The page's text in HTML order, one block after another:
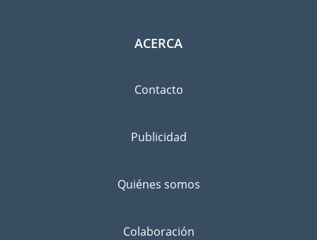
mudanzas en las cuales usted puede confiar. Los
bien: ¿No sería más barato comprar cosas en Camerún en
Evitar el riesgo de daños
ACERCA
Contacto
Publicidad
Quiénes somos
Colaboración